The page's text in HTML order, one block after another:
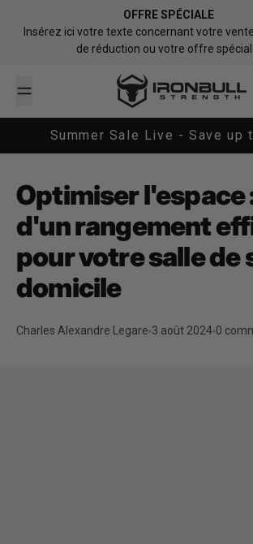
OFFRE SPÉCIALE
Insérez ici votre texte concernant votre
de réduction ou votre offre
Iron Bull Strength - CAN
Summer Sale Live - Save up
Optimiser l'espace
d'un rangement
pour votre salle de
domicile
Charles Alexandre Legare 3 août 2024 0